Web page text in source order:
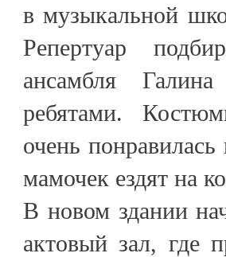
в музыкальной
Репертуар
ансамбля
ребятами.
очень
мамочек ездят на
В новом здании
актовый зал, где